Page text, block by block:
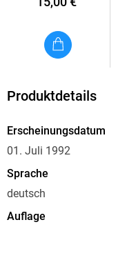
Produktdetails
Erscheinungsdatum
01. Juli 1992
Sprache
deutsch
Auflage